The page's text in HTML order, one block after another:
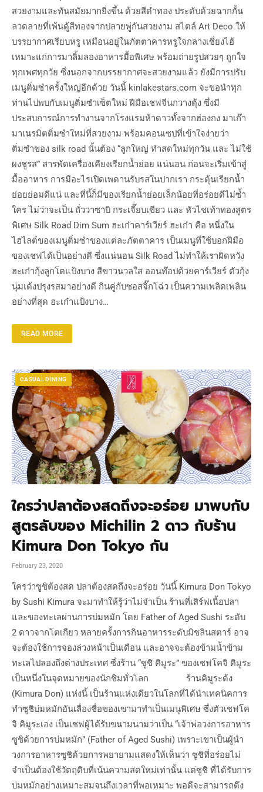
สวยงามและทันสมัยมากยิ่งขึ้น ด้วยสีดำทอง ประดับด้วยฉากกั้น
ลวดลายที่เพ้นดู้สีทองจากปลายพู่กันสวยงาม สไตล์ Art Deco ให้
บรรยากาศเรียบหรู เหมือนอยู่ในภัตตาคารหรูใจกลางเซี่ยงไฮ้
เหมาะแก่การมาลิ้มลองอาหารมื้อพิเศษ พร้อมถ่ายรูปสวยๆ ถูกใจ
ทุกเพศทุกวัย ซึ่งนอกจากบรรยากาศจะสวยงามแล้ว ยังมีการปรับ
เมนูติ่มซำครั้งใหญ่อีกด้วย วันนี้ kinlakestars.com จะขอนำทุก
ท่านไปพบกับเมนูติ่มซำเซ็ตใหม่ ฝีมือเชฟจีนกวางตุ้ง ซึ่งมี
ประสบการณ์การทำงานจากโรงแรมห้าดาวทั้งจากฮ่องกง มาเก๊า
มาเนรมิตติ่มซำใหม่ที่สวยงาม พร้อมคอนเซปที่เข้าใจง่ายว่า
ติ่มซำของ silk road นั้นต้อง “ลูกใหญ่ ทำสดใหม่ทุกวัน และ ไม่ใช้
ผงชูรส” สารพัดเครื่องเคียงเรียกน้ำย่อย แน่นอน ก่อนจะเริ่มเข้าสู่
มื้ออาหาร การมีอะไรเปิดเพดานรับรสในปากเรา กระตุ้นเรียกน้ำ
ย่อยย่อมดีแน่ และที่นี้ก็มีของเรียกน้ำย่อยเล็กน้อยที่อร่อยดีไม่ซ้ำ
ใคร ไม่ว่าจะเป็น ถั่ววาซาบิ กระเจี๊ยบเขียว และ หัวไชเท้าทองสูตร
พิเศษ Silk Road Dim Sum ฮะเก๋าคาร์เวียร์ ฮะเก๋า คือ หนึ่งใน
ไฮไลต์ของเมนูติ่มซำของแต่ละภัตตาคาร เป็นเมนูที่ใช้บอกฝีมือ
ของเชฟได้เป็นอย่างดี ซึ่งแน่นอน Silk Road ไม่ทำให้เราผิดหวัง
ฮะเก๋ากุ้งลูกโตแป้งบาง สีขาวนวลใส ออนท๊อปด้วยคาร์เวียร์ ตัวกุ้ง
นุ่มเด้งปรุงรสมาอย่างดี กินคู่กับซอสจิ๊กโฉ่ว เป็นความเพลิดเพลิน
อย่างที่สุด ฮะเก๋าแป้งบาง…
READ MORE
CASUAL DINING
ใครว่าปลาต้องสดถึงจะอร่อย มาพบกับ
สูตรลับของ Michilin 2 ดาว กับร้าน
Kimura Don Tokyo กัน
February 23, 2020
ใครว่าซูชิต้องสด ปลาต้องสดถึงจะอร่อย วันนี้ Kimura Don Tokyo
by Sushi Kimura จะมาทำให้รู้ว่าไม่จำเป็น ร้านที่เสิร์ฟเนื้อปลา
และของทะเลผ่านการบ่มหมัก โดย Father of Aged Sushi ระดับ
2 ดาวจากโตเกียว หลายครั้งการกินอาหารระดับมิชลินสตาร์ อาจ
จะต้องใช้การจองล่วงหน้าเป็นเดือน และอาจจะต้องข้ามน้ำข้าม
ทะเลไปลองถึงต่างประเทศ ซึ่งร้าน “ซูชิ คิมูระ” ของเชฟโคจิ คิมูระ
เป็นหนึ่งในจุดหมายของนักชิมทั่วโลก ร้านคิมูระด้ง
(Kimura Don) แห่งนี้ เป็นร้านแห่งเดียวในโลกที่ได้นำเทคนิคการ
ทำซูชิบ่มหมักอันเลื่องชื่อของเขามาทำเป็นเมนูพิเศษ ซึ่งตัวเชฟโค
จิ คิมูระเอง เป็นเชฟผู้ได้รับขนามนามว่าเป็น “เจ้าพ่อวงการอาหาร
ซูชิด้วยการบ่มหมัก” (Father of Aged Sushi) เพราะเขาเป็นผู้นำ
วงการอาหารซูชิด้วยการพยายามแสดงให้เห็นว่า ซูชิที่อร่อยไม่
จำเป็นต้องใช้วัตถุดิบที่เน้นความสดใหม่เท่านั้น แต่ซูชิ ที่ได้รับการ
บ่มหมักอย่างเหมาะสมจนถึงเวลาที่พอเหมาะ พอดีจะสามารถดึง